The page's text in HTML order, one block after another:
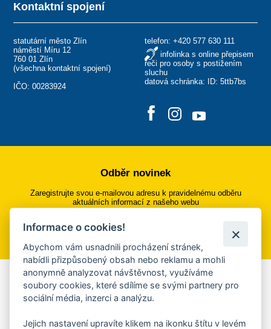
Kontaktní spojení
statutární město Zlín
náměstí Míru 12
760 01 Zlín
(všechna kontaktní spojení)
IČO: 00283924
telefon: +420 577 630 111
infolinka s online přepisem
řeči pro osoby s postižením
sluchu
datová schránka: ID: 5ttb7bs
Odběr novinek
Zaregistrujte svou e-mailovou adresu k pravidelnému odběru
aktuálních informací z našeho webu
Přihlásit se k odběru
Aplikace Mobilní rozhlas
Chcete dostávat do svého mobilu či mailu upozornění na
ankety, pozvánky na kulturní a sportovní akce?
Informace o cookies!
Abychom vám usnadnili procházení stránek,
nabídli přizpůsobený obsah nebo reklamu a mohli
anonymně analyzovat návštěvnost, využíváme
soubory cookies, které sdílíme se svými partnery pro
sociální média, inzerci a analýzu.
Jejich nastavení upravíte klikem na ikonku štítu v levém